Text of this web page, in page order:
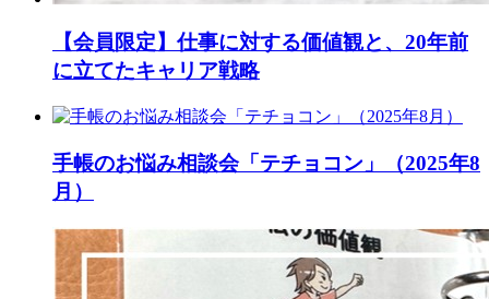
【会員限定】仕事に対する価値観と、20年前
に立てたキャリア戦略
手帳のお悩み相談会「テチョコン」（2025年8
月）